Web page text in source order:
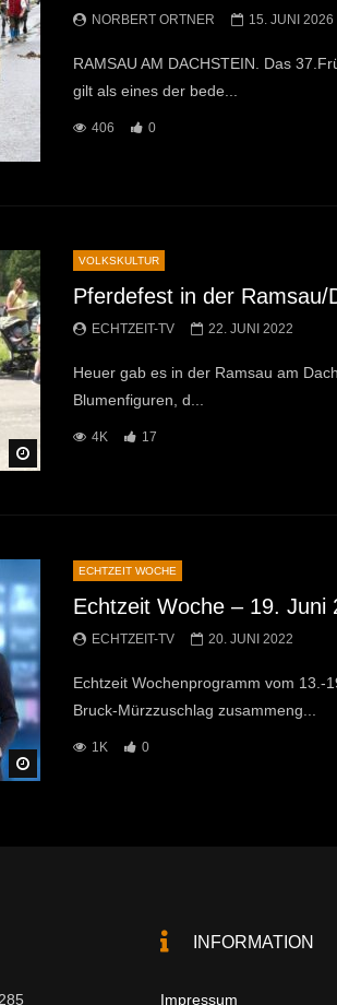
NORBERT ORTNER 15. JUNI 2026
RAMSAU AM DACHSTEIN. Das
gilt als eines der bede...
406 0
VOLKSKULTUR
Pferdefest in der Ramsau/
ECHTZEIT-TV 22. JUNI 2022
Heuer gab es in der Ramsau am
Blumenfiguren, d...
4K 17
ECHTZEIT WOCHE
Echtzeit Woche – 19. Juni
ECHTZEIT-TV 20. JUNI 2022
Echtzeit Wochenprogramm vom 13.-
Bruck-Mürzzuschlag zusammeng...
1K 0
INFORMATION
Impressum